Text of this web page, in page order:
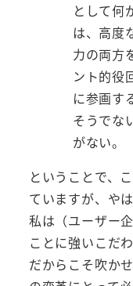
として何
は、高度
力の両方
ント的役
に参画す
そうでな
がない。
ということで、
ていますが、や
私は（ユーザー
ことに強いこだ
だからこそ吹か